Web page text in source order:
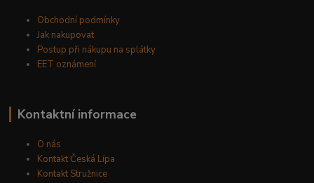
Obchodní podmínky
Jak nakupovat
Postup při nákupu na splátky
EET oznámení
Kontaktní informace
O nás
Kontakt Česká Lípa
Kontakt Stružnice